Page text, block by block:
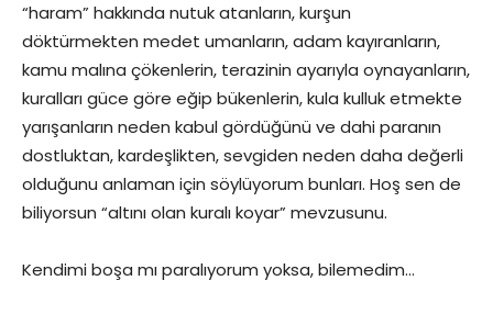
“haram” hakkında nutuk atanların, kurşun
döktürmekten medet umanların, adam kayıranların,
kamu malına çökenlerin, terazinin ayarıyla oynayanların,
kuralları güce göre eğip bükenlerin, kula kulluk etmekte
yarışanların neden kabul gördüğünü ve dahi paranın
dostluktan, kardeşlikten, sevgiden neden daha değerli
olduğunu anlaman için söylüyorum bunları. Hoş sen de
biliyorsun “altını olan kuralı koyar” mevzusunu.
Kendimi boşa mı paralıyorum yoksa, bilemedim…